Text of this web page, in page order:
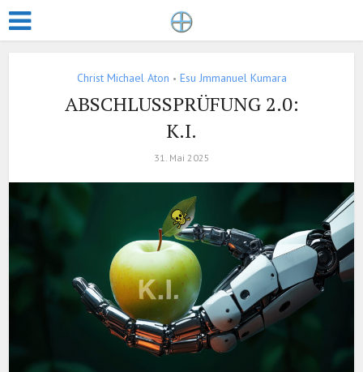
Christ Michael Aton • Esu Jmmanuel Kumara
ABSCHLUSSPRÜFUNG 2.0:
K.I.
31. Mai 2025